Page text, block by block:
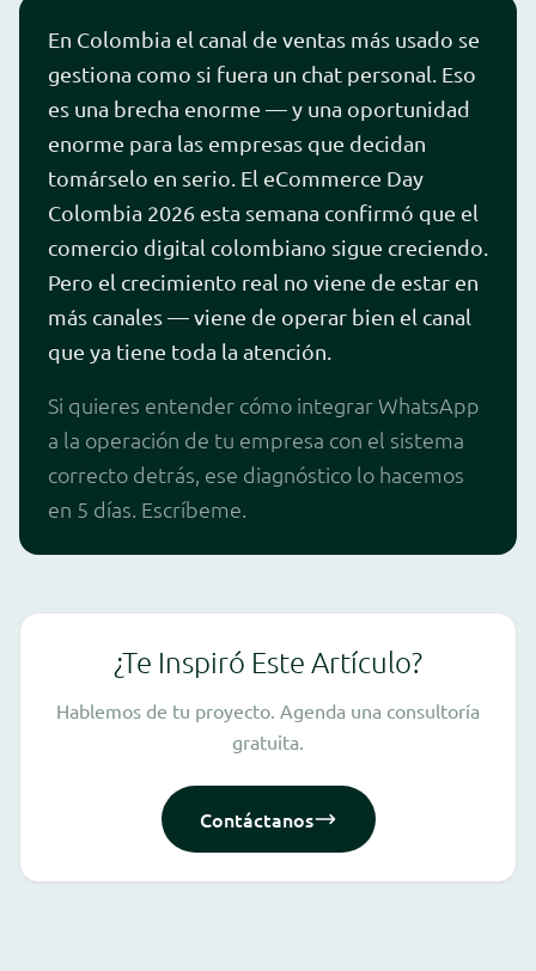
En Colombia el canal de ventas más usado se
gestiona como si fuera un chat personal. Eso
es una brecha enorme — y una oportunidad
enorme para las empresas que decidan
tomárselo en serio. El eCommerce Day
Colombia 2026 esta semana confirmó que el
comercio digital colombiano sigue creciendo.
Pero el crecimiento real no viene de estar en
más canales — viene de operar bien el canal
que ya tiene toda la atención.
Si quieres entender cómo integrar WhatsApp
a la operación de tu empresa con el sistema
correcto detrás, ese diagnóstico lo hacemos
en 5 días. Escríbeme.
¿Te Inspiró Este Artículo?
Hablemos de tu proyecto. Agenda una consultoría
gratuita.
Contáctanos